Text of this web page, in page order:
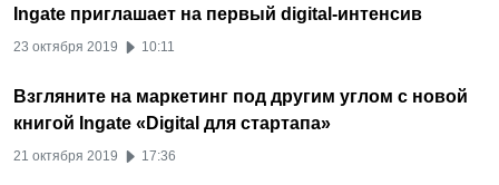
Ingate приглашает на первый digital-интенсив
23 октября 2019 10:11
Взгляните на маркетинг под другим углом с новой
книгой Ingate «Digital для стартапа»
21 октября 2019 17:36